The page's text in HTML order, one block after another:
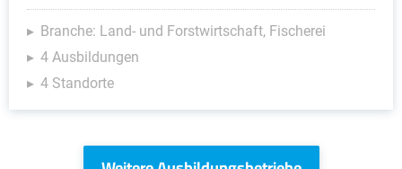
Branche: Land- und Forstwirtschaft, Fischerei
4 Ausbildungen
4 Standorte